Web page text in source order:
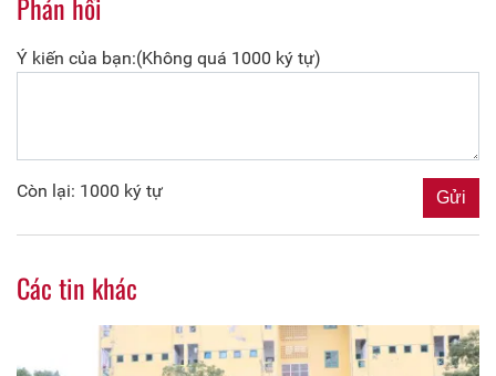
Ý kiến của bạn:(Không quá 1000 ký tự)
Còn lại: 1000 ký tự
Các tin khác